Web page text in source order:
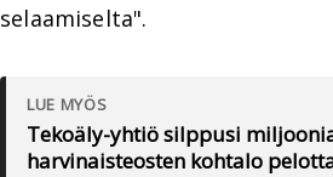
selaamiselta".
LUE MYÖS
Tekoäly-yhtiö silppusi
harvinaisteosten kohtalo